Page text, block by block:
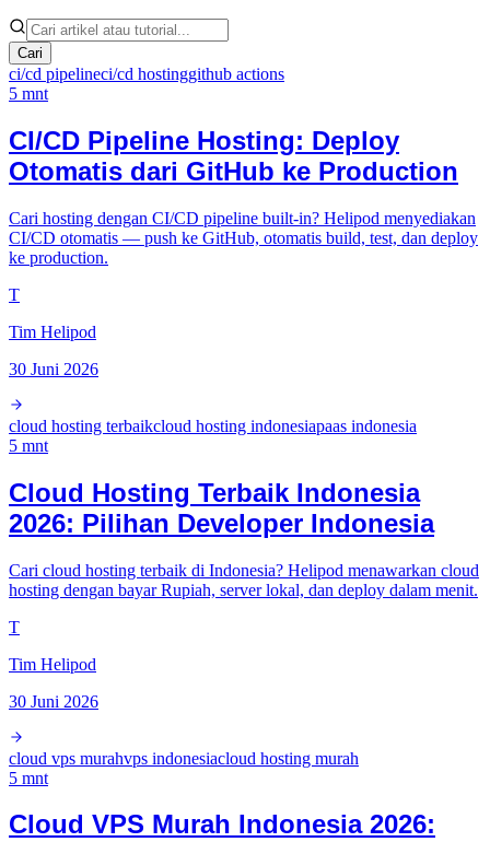
Cari
ci/cd pipelineci/cd hostinggithub actions
5 mnt
CI/CD Pipeline Hosting: Deploy
Otomatis dari GitHub ke Production
Cari hosting dengan CI/CD pipeline built-in? Helipod menyediakan
CI/CD otomatis — push ke GitHub, otomatis build, test, dan deploy
ke production.
T
Tim Helipod
30 Juni 2026
cloud hosting terbaikcloud hosting indonesiapaas indonesia
5 mnt
Cloud Hosting Terbaik Indonesia
2026: Pilihan Developer Indonesia
Cari cloud hosting terbaik di Indonesia? Helipod menawarkan cloud
hosting dengan bayar Rupiah, server lokal, dan deploy dalam menit.
T
Tim Helipod
30 Juni 2026
cloud vps murahvps indonesiacloud hosting murah
5 mnt
Cloud VPS Murah Indonesia 2026: